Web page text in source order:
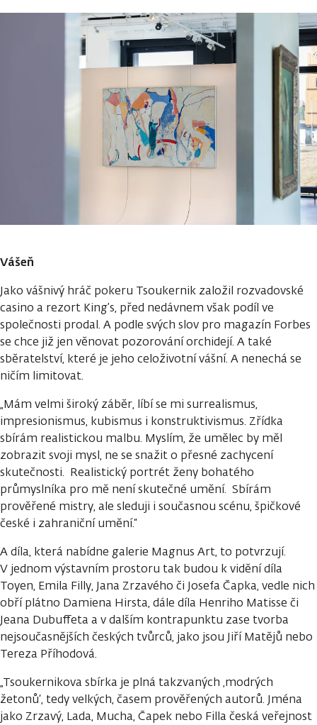
Vášeň
Jako vášnivý hráč pokeru Tsoukernik založil rozvadovské
casino a rezort King’s, před nedávnem však podíl ve
společnosti prodal. A podle svých slov pro magazín Forbes
se chce již jen věnovat pozorování orchidejí. A také
sběratelství, které je jeho celoživotní vášní. A nenechá se
ničím limitovat.
„Mám velmi široký záběr, líbí se mi surrealismus,
impresionismus, kubismus i konstruktivismus. Zřídka
sbírám realistickou malbu. Myslím, že umělec by měl
zobrazit svoji mysl, ne se snažit o přesné zachycení
skutečnosti. Realistický portrét ženy bohatého
průmyslníka pro mě není skutečné umění. Sbírám
prověřené mistry, ale sleduji i současnou scénu, špičkové
české i zahraniční umění.“
A díla, která nabídne galerie Magnus Art, to potvrzují.
V jednom výstavním prostoru tak budou k vidění díla
Toyen, Emila Filly, Jana Zrzavého či Josefa Čapka, vedle nich
obří plátno Damiena Hirsta, dále díla Henriho Matisse či
Jeana Dubuffeta a v dalším kontrapunktu zase tvorba
nejsoučasnějších českých tvůrců, jako jsou Jiří Matějů nebo
Tereza Příhodová.
„Tsoukernikova sbírka je plná takzvaných ‚modrých
žetonů‘, tedy velkých, časem prověřených autorů. Jména
jako Zrzavý, Lada, Mucha, Čapek nebo Filla česká veřejnost